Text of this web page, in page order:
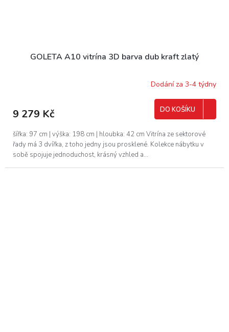
GOLETA A10 vitrína 3D barva dub kraft zlatý
Dodání za 3-4 týdny
9 279 Kč DO KOŠÍKU
šířka: 97 cm | výška: 198 cm | hloubka: 42 cm Vitrína ze sektorové
řady má 3 dvířka, z toho jedny jsou prosklené. Kolekce nábytku v
sobě spojuje jednoduchost, krásný vzhled a...